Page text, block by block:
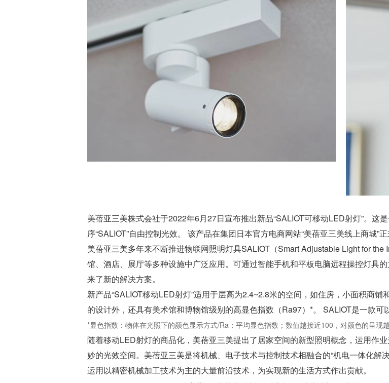
美蓓亚三美株式会社于2022年6月27日宣布推出新品“SALIOT可移动LED射灯”。这
序“SALIOT”自由控制光效。 该产品在集团日本官方电商网站“美蓓亚三美线上商城”正
美蓓亚三美多年来不断推进物联网照明灯具SALIOT（Smart Adjustable Light for
馆、酒店、展厅等多种设施中广泛应用。可通过智能手机和平板电脑远程操控灯具
来了新的解决方案。
新产品“SALIOT移动LED射灯”适用于层高为2.4~2.8米的空间，如住房，小面积商
的设计外，还具有美术馆和博物馆级别的高显色指数（Ra97）*。 SALIOT是一款可
*显色指数：物体在光照下的颜色显示方式/Ra：平均显色指数；数值越接近100，对颜色的呈现
随着移动LED射灯的商品化，美蓓亚三美提出了居家空间的新型照明概念，运用作
妙的光效空间。美蓓亚三美是将机械、电子技术与控制技术相融合的“机电一体化
运用以精密机械加工技术为主的大量前沿技术，为实现新的生活方式作出贡献。